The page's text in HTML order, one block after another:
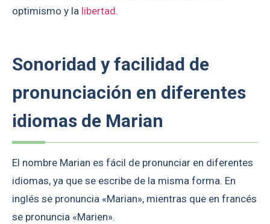
optimismo y la libertad.
Sonoridad y facilidad de
pronunciación en diferentes
idiomas de Marian
El nombre Marian es fácil de pronunciar en diferentes
idiomas, ya que se escribe de la misma forma. En
inglés se pronuncia «Marian», mientras que en francés
se pronuncia «Marien».